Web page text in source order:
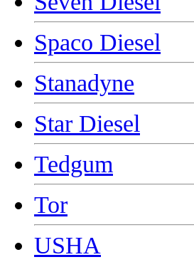
Spaco Diesel
Stanadyne
Star Diesel
Tedgum
Tor
USHA